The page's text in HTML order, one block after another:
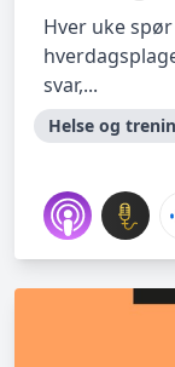
Hver uke
svar,...
Helse og